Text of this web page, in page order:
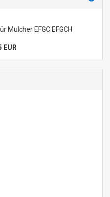
Mulcher EFGC EFGCH
EUR